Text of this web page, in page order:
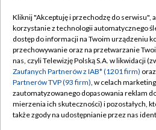
TVP
Abonament TVP
Emisja w TVP
Centrum informacji TVP
Naziemna Telewizja Cyfrowa
Regulamin
Polityka
Moje
Pomoc
Kliknij "Akceptuję i przechodzę do serwisu",
korzystanie z technologii automatycznego
dostęp do informacji na Twoim urządzeniu
przechowywanie oraz na przetwarzanie
nas, czyli Telewizję Polską S.A. w likwidacji
Zaufanych Partnerów z IAB* (1201 firm)
Partnerów TVP (93 firm), w celach
zautomatyzowanego dopasowania reklam
mierzenia ich skuteczności) i pozostałych,
także zgody na udostępnianie przez nas